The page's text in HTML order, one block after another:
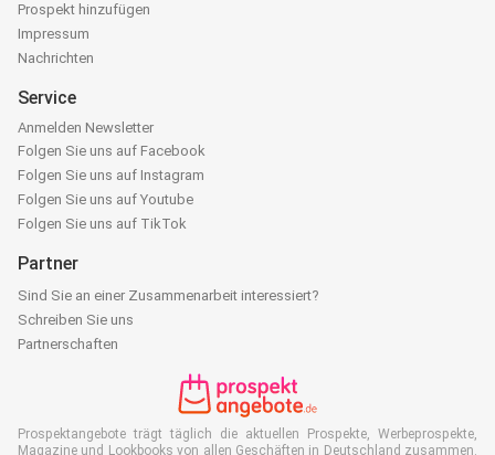
Prospekt hinzufügen
Impressum
Nachrichten
Service
Anmelden Newsletter
Folgen Sie uns auf Facebook
Folgen Sie uns auf Instagram
Folgen Sie uns auf Youtube
Folgen Sie uns auf TikTok
Partner
Sind Sie an einer Zusammenarbeit interessiert?
Schreiben Sie uns
Partnerschaften
Prospektangebote trägt täglich die aktuellen Prospekte, Werbeprospekte,
Magazine und Lookbooks von allen Geschäften in Deutschland zusammen.